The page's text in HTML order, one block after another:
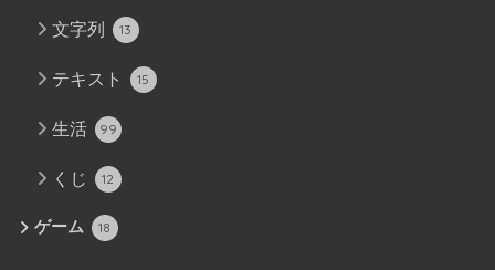
文字列 13
テキスト 15
生活 99
くじ 12
ゲーム 18